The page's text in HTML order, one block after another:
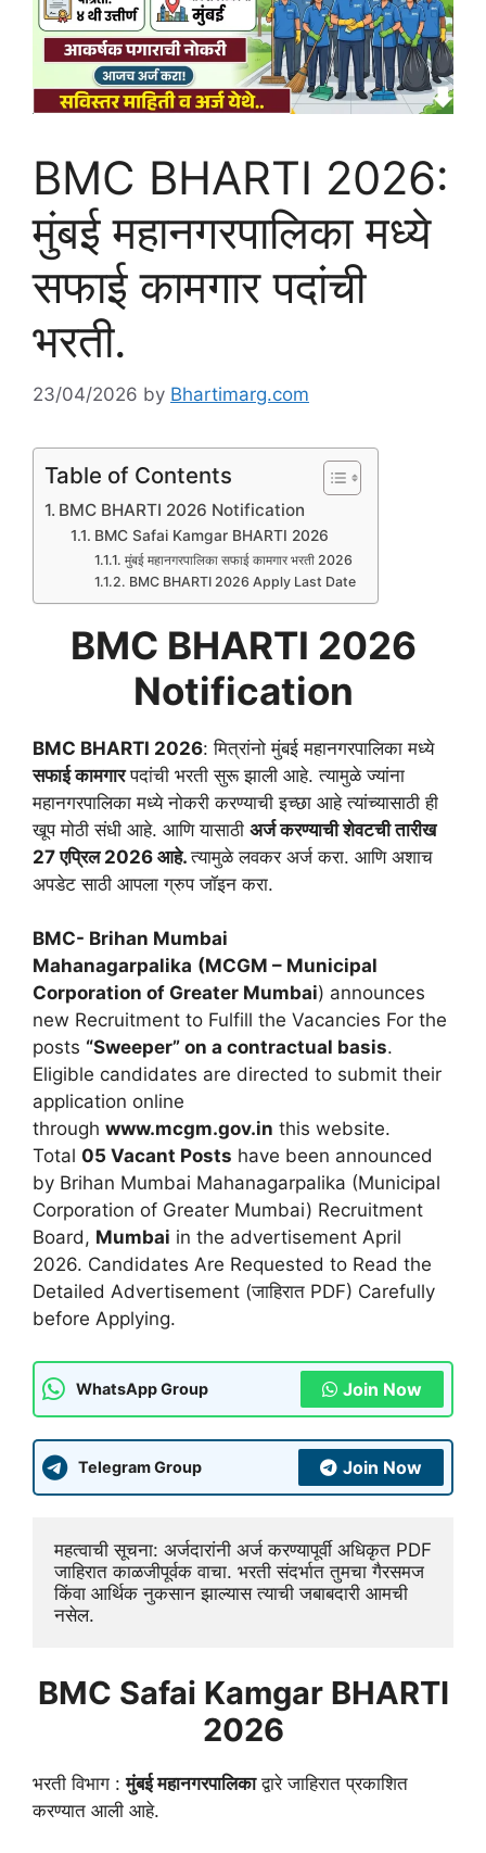
BMC BHARTI 2026:
मुंबई महानगरपालिका मध्ये
सफाई कामगार पदांची
भरती.
23/04/2026 by Bhartimarg.com
Table of Contents
BMC BHARTI 2026 Notification
BMC Safai Kamgar BHARTI 2026
मुंबई महानगरपालिका सफाई कामगार भरती 2026
BMC BHARTI 2026 Apply Last Date
BMC BHARTI 2026
Notification
BMC BHARTI 2026: मित्रांनो मुंबई महानगरपालिका मध्ये
सफाई कामगारपदांची भरती सुरू झाली आहे. त्यामुळे ज्यांना
महानगरपालिका मध्ये नोकरी करण्याची इच्छा आहे त्यांच्यासाठी ही
खूप मोठी संधी आहे. आणि यासाठी अर्ज करण्याची शेवटची तारीख
27 एप्रिल 2026 आहे.त्यामुळे लवकर अर्ज करा. आणि अशाच
अपडेट साठी आपला ग्रुप जॉइन करा.
BMC- Brihan Mumbai
Mahanagarpalika (MCGM – Municipal
Corporation of Greater Mumbai) announces
new Recruitment to Fulfill the Vacancies For the
posts “Sweeper” on a contractual basis.
Eligible candidates are directed to submit their
application online
through www.mcgm.gov.in this website.
Total 05 Vacant Posts have been announced
by Brihan Mumbai Mahanagarpalika (Municipal
Corporation of Greater Mumbai) Recruitment
Board, Mumbai in the advertisement April
2026. Candidates Are Requested to Read the
Detailed Advertisement (जाहिरात PDF) Carefully
before Applying.
WhatsApp Group Join Now
Telegram Group Join Now
महत्वाची सूचना: अर्जदारांनी अर्ज करण्यापूर्वी अधिकृत PDF
जाहिरात काळजीपूर्वक वाचा. भरती संदर्भात तुमचा गैरसमज
किंवा आर्थिक नुकसान झाल्यास त्याची जबाबदारी आमची
नसेल.
BMC Safai Kamgar BHARTI
2026
भरती विभाग :मुंबई महानगरपालिकाद्वारे जाहिरात प्रकाशित
करण्यात आली आहे.